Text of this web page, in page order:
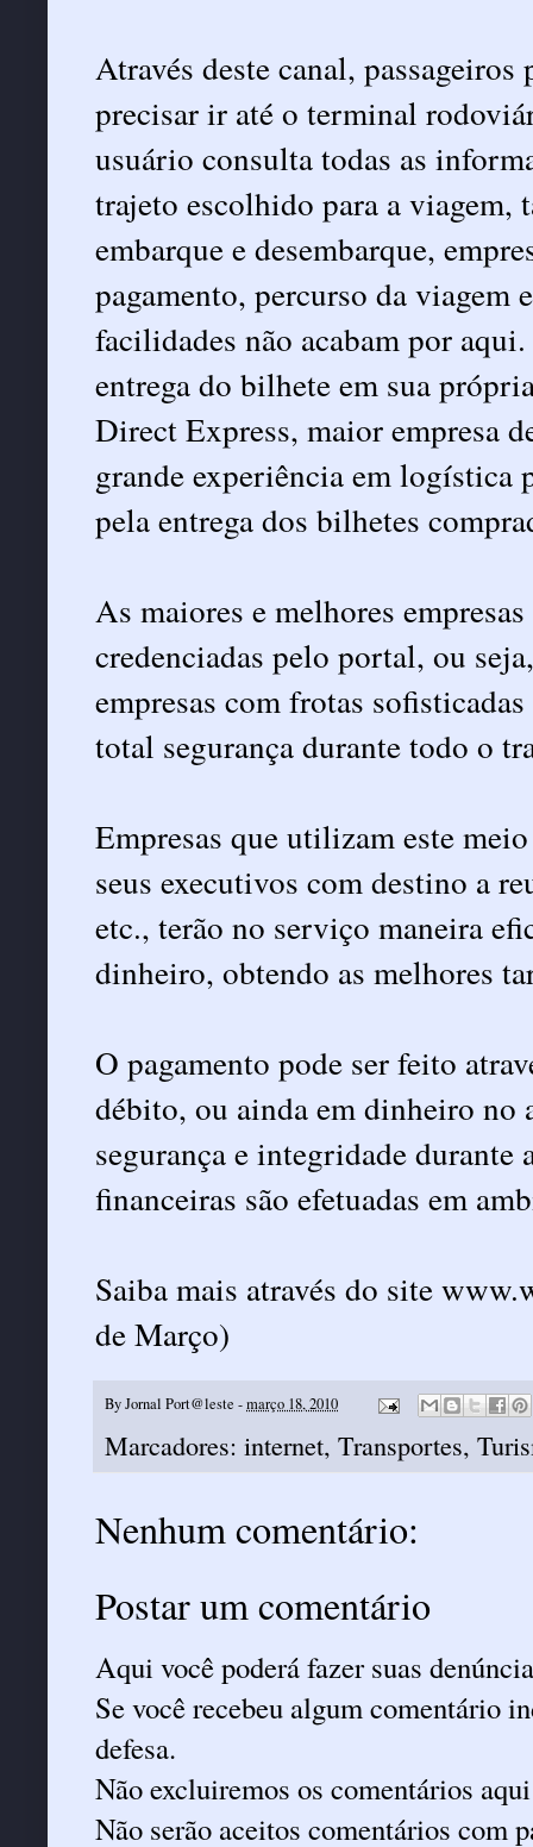
Através deste canal,
precisar ir até o terminal
usuário consulta todas as
trajeto escolhido para a
embarque e desembarque,
pagamento, percurso da viagem
facilidades não acabam por
entrega do bilhete em sua
Direct Express, maior empresa
grande experiência em logística
pela entrega dos bilhetes
As maiores e melhores
credenciadas pelo portal, ou
empresas com frotas
total segurança durante todo o
Empresas que utilizam este
seus executivos com destino a
etc., terão no serviço maneira
dinheiro, obtendo as melhores
O pagamento pode ser feito
débito, ou ainda em dinheiro no
segurança e integridade durante
financeiras são efetuadas em
Saiba mais através do site
de Março)
ByJornal Port@leste -março 18, 2010
Marcadores: internet, Transportes,
Nenhum comentário:
Postar um comentário
Aqui você poderá fazer suas
Se você recebeu algum comentário
defesa.
Não excluiremos os comentários
Não serão aceitos comentários com